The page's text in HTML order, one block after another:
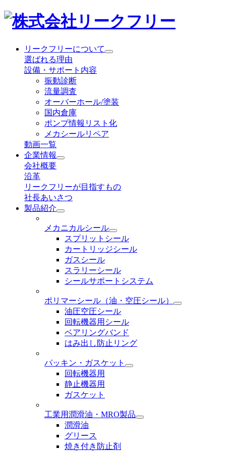
リークフリーについて
選ばれる理由
設備・サポート内容
振動診断
流量調査
オーバーホール/塗装
国内倉庫
ポンプ情報リスト化
メカシールリペア
動画一覧
企業情報
会社概要
沿革
リークフリーが目指すもの
社長あいさつ
製品紹介
メカニカルシール
スプリットシール
カートリッジシール
ガスシール
スラリーシール
シールサポートシステム
ポリマーシール （油・空圧シール）
油圧空圧シール
回転機器用シール
ベアリングバンド
はみ出し防止リング
パッキン・ガスケット
回転機器用
静止機器用
ガスケット
工業用潤滑油・MRO製品
潤滑油
グリース
焼き付き防止剤